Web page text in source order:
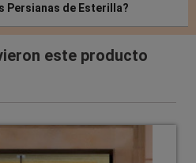
Persianas de Esterilla?
este producto